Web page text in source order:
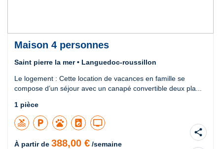
Maison 4 personnes
Saint pierre la mer • Languedoc-roussillon
Le logement : Cette location de vacances en famille se
compose d’un séjour avec un canapé convertible deux pla...
1 pièce
pool local_parking pets local_laundry_service tv
À partir de 388,00 € /semaine
share